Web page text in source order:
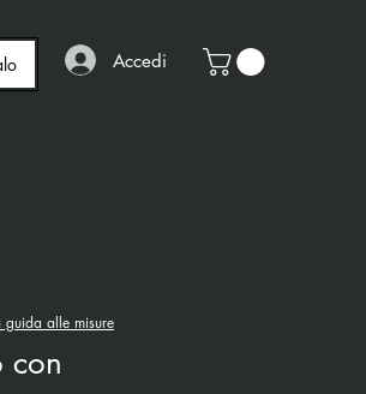
Accedi
con
guida alle misure